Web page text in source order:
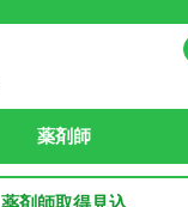
薬剤師
薬剤師取得見込